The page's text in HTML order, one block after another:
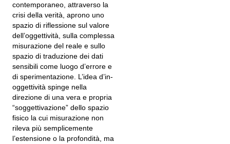
contemporaneo, attraverso la
crisi della verità, aprono uno
spazio di riflessione sul valore
dell’oggettività, sulla complessa
misurazione del reale e sullo
spazio di traduzione dei dati
sensibili come luogo d’errore e
di sperimentazione. L’idea d’in-
oggettività spinge nella
direzione di una vera e propria
“soggettivazione” dello spazio
fisico la cui misurazione non
rileva più semplicemente
l’estensione o la profondità, ma